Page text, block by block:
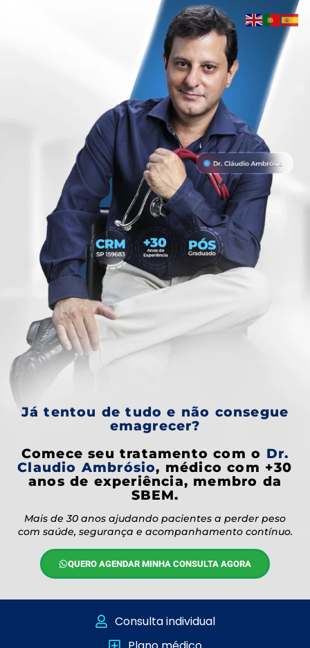
Já tentou de tudo e não consegue
emagrecer?
Comece seu tratamento com o Dr.
Claudio Ambrósio, médico com +30
anos de experiência, membro da
SBEM.
Mais de 30 anos ajudando pacientes a perder peso
com saúde, segurança e acompanhamento contínuo.
QUERO AGENDAR MINHA CONSULTA AGORA
Consulta individual